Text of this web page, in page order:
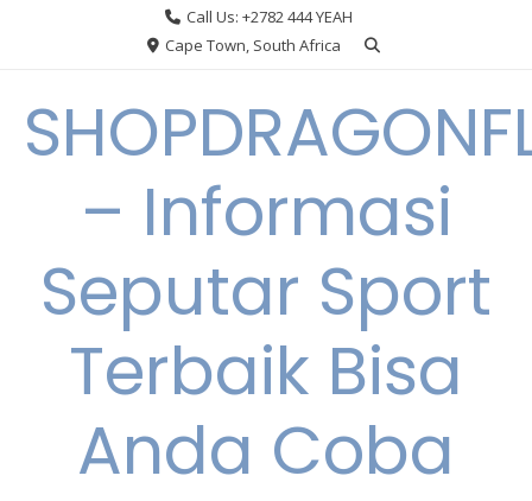
Call Us: +2782 444 YEAH
Cape Town, South Africa
– Informasi
Seputar Sport
Terbaik Bisa
Anda Coba